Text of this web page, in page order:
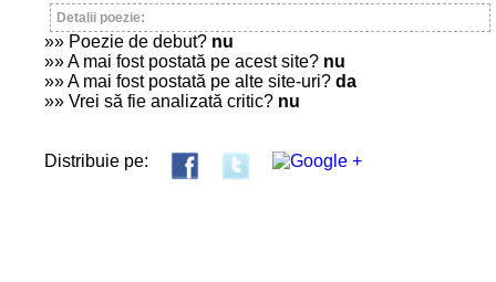
Detalii poezie:
»» Poezie de debut? nu
»» A mai fost postată pe acest site? nu
»» A mai fost postată pe alte site-uri? da
»» Vrei să fie analizată critic? nu
Distribuie pe: